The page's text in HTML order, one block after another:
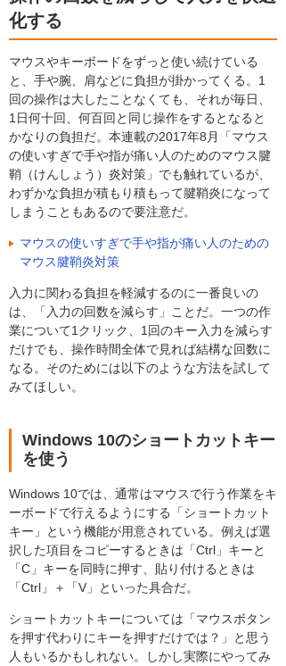
化する
マウスやキーボードをずっと使い続けている
と、手や腕、肩などに負担が掛かってくる。1
回の操作は大したことなくても、それが毎日、
1日何十回、何百回と同じ操作をするとなると
かなりの負担だ。本連載の2017年8月「マウス
の使いすぎで手や指が痛い人のためのマウス腱
鞘（けんしょう）炎対策」でも触れているが、
わずかな負担が積もり積もって腱鞘炎になって
しまうこともあるので要注意だ。
マウスの使いすぎで手や指が痛い人のための
マウス腱鞘炎対策
入力に関わる負担を軽減するのに一番良いの
は、「入力の回数を減らす」ことだ。一つの作
業について1クリック、1回のキー入力を減らす
だけでも、操作時間全体で見れば結構な回数に
なる。そのためには以下のような方法を試して
みてほしい。
Windows 10のショートカットキー
を使う
Windows 10では、通常はマウスで行う作業をキ
ーボードで行えるようにする「ショートカット
キー」という機能が用意されている。例えば選
択した項目をコピーするときは「Ctrl」キーと
「C」キーを同時に押す、貼り付けるときは
「Ctrl」＋「V」といった具合だ。
ショートカットキーについては「マウスボタン
を押す代わりにキーを押すだけでは？」と思う
人もいるかもしれない。しかし実際にやってみ